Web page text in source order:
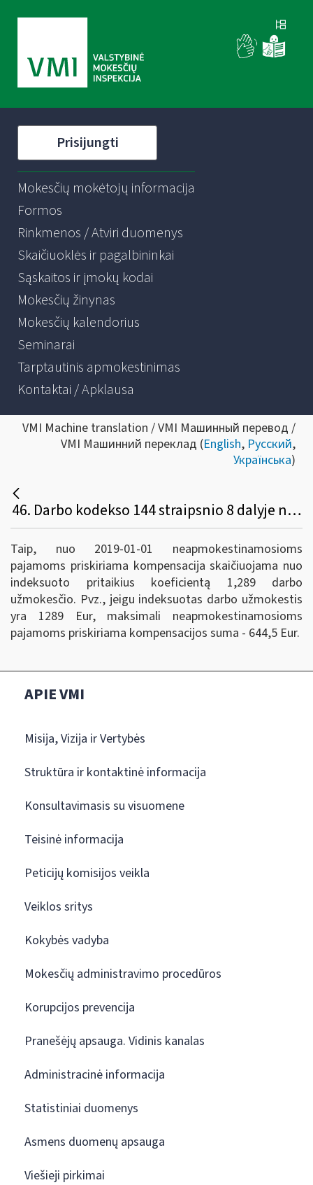
Prisijungti
Mokesčių mokėtojų informacija
Formos
Rinkmenos / Atviri duomenys
Skaičiuoklės ir pagalbininkai
Sąskaitos ir įmokų kodai
Mokesčių žinynas
Mokesčių kalendorius
Seminarai
Tarptautinis apmokestinimas
Kontaktai / Apklausa
VMI Machine translation / VMI Машинный перевод /
VMI Машинний переклад (English, Русский,
Українська)
46. Darbo kodekso 144 straipsnio 8 dalyje numatyta kompensacija už kilnojamojo pobūdžio arba su kelionėmis ar važiavimu susijusį darbą negali viršyti 50 procentų bazinio (tarifinio) darbo užmokesčio. Ar neapmokestinamosioms pajamoms priskiriama kompensacija bus skaičiuojama nuo indeksuoto bazinio (tarifinio) darbo užmokesčio?
Taip, nuo 2019-01-01 neapmokestinamosioms
pajamoms priskiriama kompensacija skaičiuojama nuo
indeksuoto pritaikius koeficientą 1,289 darbo
užmokesčio. Pvz., jeigu indeksuotas darbo užmokestis
yra 1289 Eur, maksimali neapmokestinamosioms
pajamoms priskiriama kompensacijos suma - 644,5 Eur.
APIE VMI
Misija, Vizija ir Vertybės
Struktūra ir kontaktinė informacija
Konsultavimasis su visuomene
Teisinė informacija
Peticijų komisijos veikla
Veiklos sritys
Kokybės vadyba
Mokesčių administravimo procedūros
Korupcijos prevencija
Pranešėjų apsauga. Vidinis kanalas
Administracinė informacija
Statistiniai duomenys
Asmens duomenų apsauga
Viešieji pirkimai